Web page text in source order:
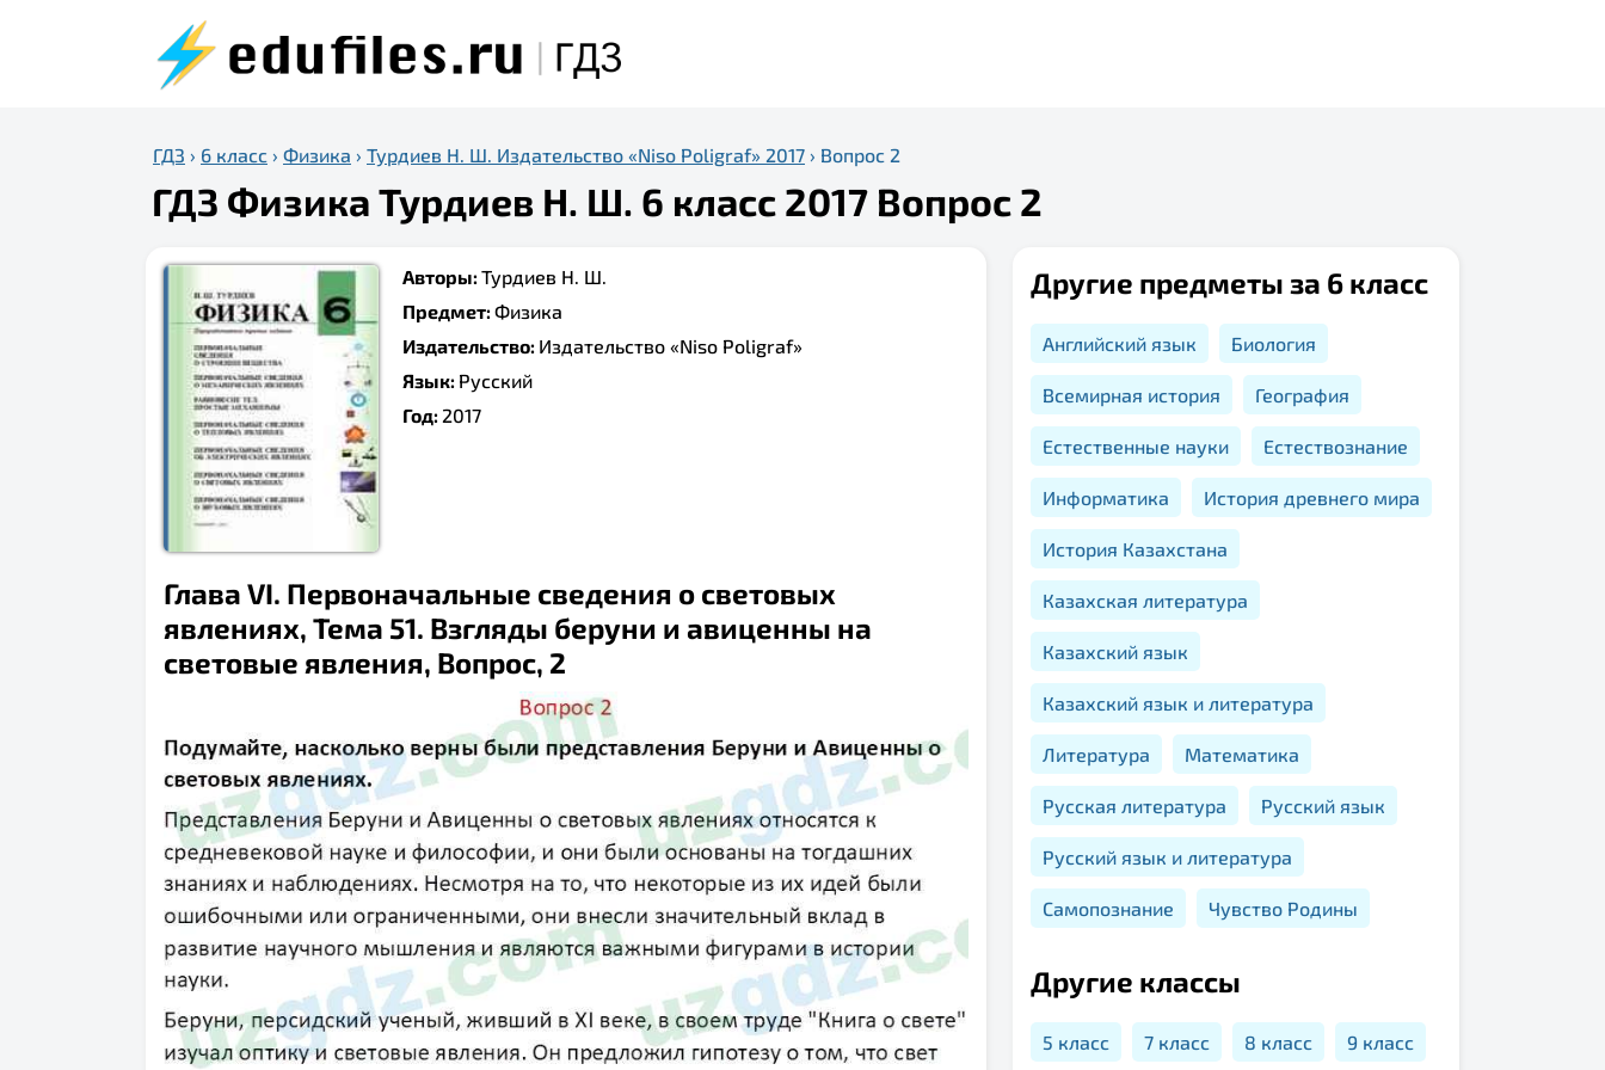
ГДЗ › 6 класс › Физика › Турдиев Н. Ш. Издательство «Niso Poligraf» 2017 › Вопрос 2
ГДЗ Физика Турдиев Н. Ш. 6 класс 2017 Вопрос 2
Авторы:Турдиев Н. Ш.
Предмет:Физика
Издательство: Издательство «Niso Poligraf»
Язык: Русский
Год: 2017
Глава VI. Первоначальные сведения о световых
явлениях, Тема 51. Взгляды беруни и авиценны на
световые явления, Вопрос, 2
Другие предметы за 6 класс
Английский язык Биология
Всемирная история География
Естественные науки Естествознание
Информатика История древнего мира
История Казахстана
Казахская литература
Казахский язык
Казахский язык и литература
Литература Математика
Русская литература Русский язык
Русский язык и литература
Самопознание Чувство Родины
Другие классы
5 класс 7 класс 8 класс 9 класс